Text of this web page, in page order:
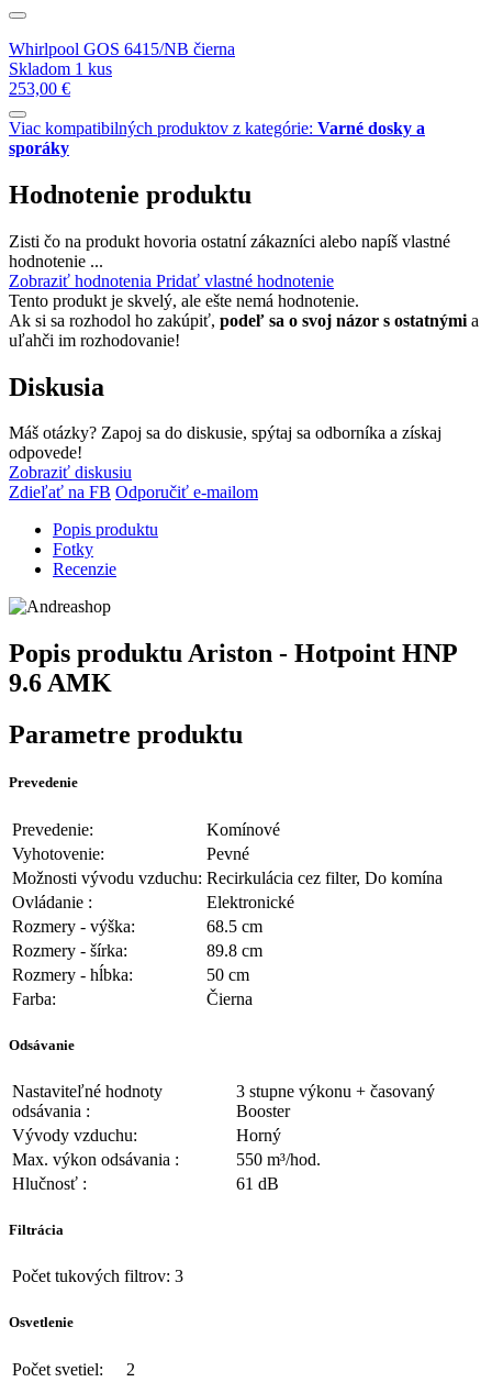
Whirlpool GOS 6415/NB čierna
Skladom 1 kus
253,00 €
Viac kompatibilných produktov z kategórie: Varné dosky a
sporáky
Hodnotenie produktu
Zisti čo na produkt hovoria ostatní zákazníci alebo napíš vlastné
hodnotenie ...
Zobraziť hodnotenia Pridať vlastné hodnotenie
Tento produkt je skvelý, ale ešte nemá hodnotenie.
Ak si sa rozhodol ho zakúpiť, podeľ sa o svoj názor s ostatnými a
uľahči im rozhodovanie!
Diskusia
Máš otázky? Zapoj sa do diskusie, spýtaj sa odborníka a získaj
odpovede!
Zobraziť diskusiu
Zdieľať na FB Odporučiť e-mailom
Popis produktu
Fotky
Recenzie
Popis produktuAriston - Hotpoint HNP
9.6 AMK
Parametre produktu
Prevedenie
Prevedenie:
Komínové
Vyhotovenie:
Pevné
Možnosti vývodu vzduchu: Recirkulácia cez filter, Do komína
Ovládanie :
Elektronické
Rozmery - výška:
68.5 cm
Rozmery - šírka:
89.8 cm
Rozmery - hĺbka:
50 cm
Farba:
Čierna
Odsávanie
Nastaviteľné hodnoty
odsávania :
3 stupne výkonu + časovaný
Booster
Vývody vzduchu:
Horný
Max. výkon odsávania :
550 m³/hod.
Hlučnosť :
61 dB
Filtrácia
Počet tukových filtrov: 3
Osvetlenie
Počet svetiel:
2